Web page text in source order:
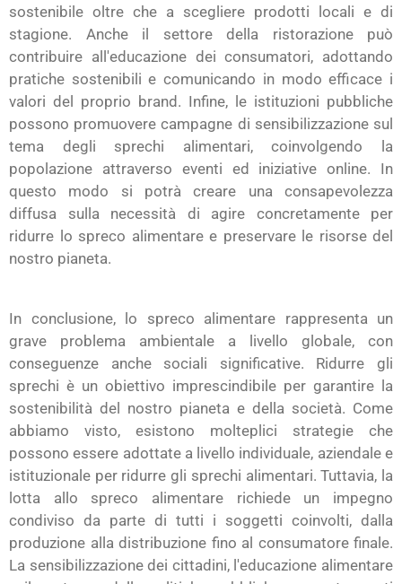
sostenibile oltre che a scegliere prodotti locali e di
stagione. Anche il settore della ristorazione può
contribuire all'educazione dei consumatori, adottando
pratiche sostenibili e comunicando in modo efficace i
valori del proprio brand. Infine, le istituzioni pubbliche
possono promuovere campagne di sensibilizzazione sul
tema degli sprechi alimentari, coinvolgendo la
popolazione attraverso eventi ed iniziative online. In
questo modo si potrà creare una consapevolezza
diffusa sulla necessità di agire concretamente per
ridurre lo spreco alimentare e preservare le risorse del
nostro pianeta.
In conclusione, lo spreco alimentare rappresenta un
grave problema ambientale a livello globale, con
conseguenze anche sociali significative. Ridurre gli
sprechi è un obiettivo imprescindibile per garantire la
sostenibilità del nostro pianeta e della società. Come
abbiamo visto, esistono molteplici strategie che
possono essere adottate a livello individuale, aziendale e
istituzionale per ridurre gli sprechi alimentari. Tuttavia, la
lotta allo spreco alimentare richiede un impegno
condiviso da parte di tutti i soggetti coinvolti, dalla
produzione alla distribuzione fino al consumatore finale.
La sensibilizzazione dei cittadini, l'educazione alimentare